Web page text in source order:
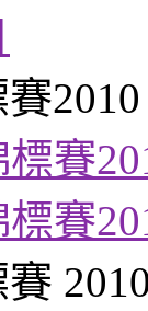
2010
標賽
標賽